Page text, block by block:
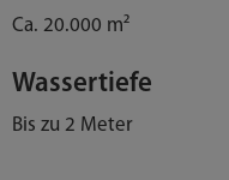
Ca. 20.000 m²
Wassertiefe
Bis zu 2 Meter